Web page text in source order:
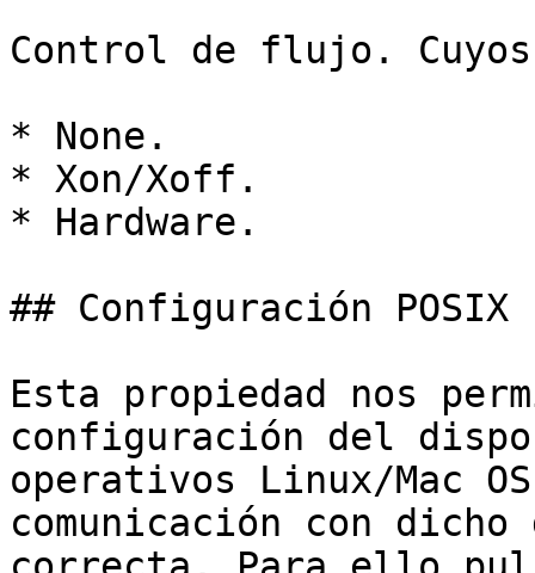
Control de flujo.
* None.
* Xon/Xoff.
* Hardware.
## Configuración POSIX
Esta propiedad nos
configuración del
operativos Linux/Mac
comunicación con